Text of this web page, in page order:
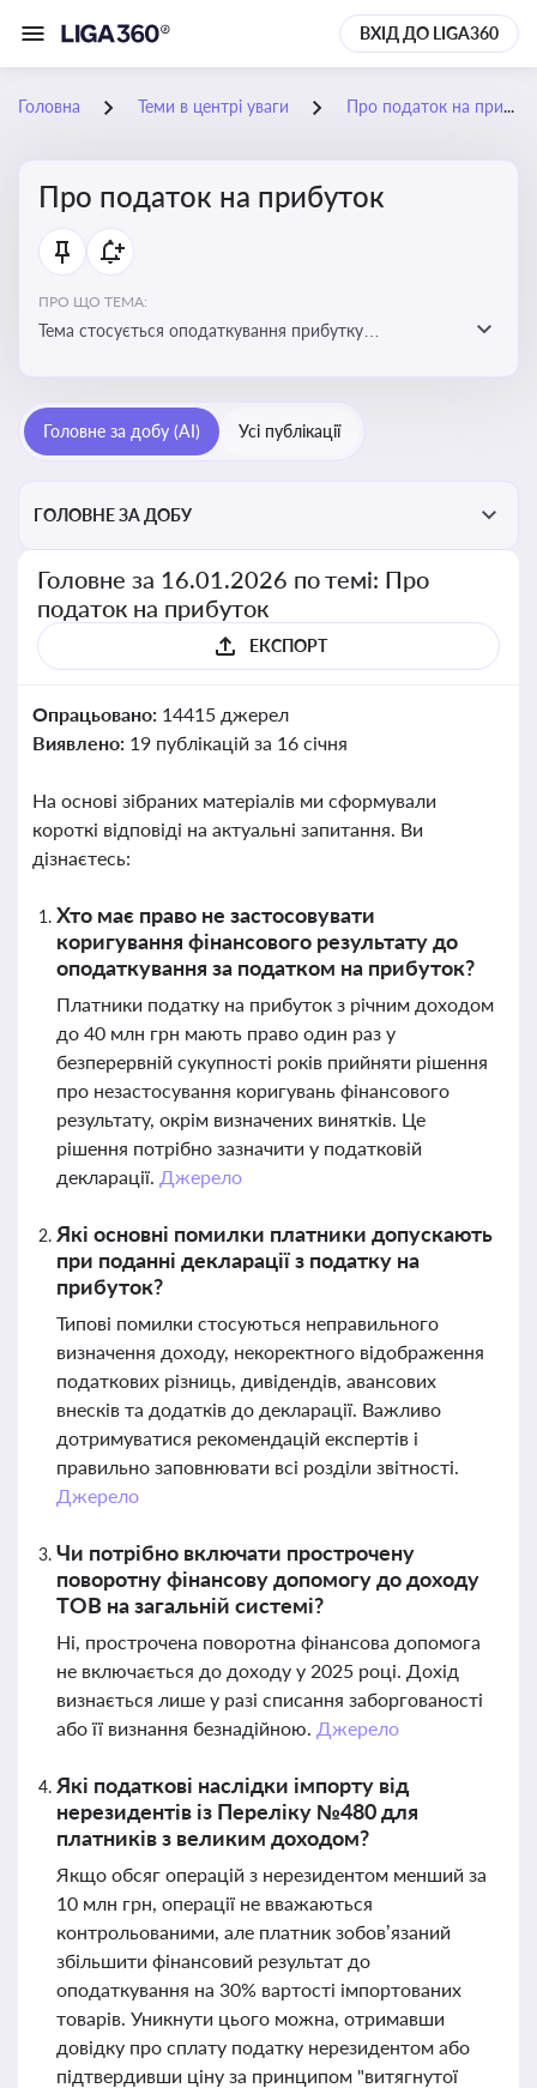
ВХІД ДО LIGA360
Головна Теми в центрі уваги Про податок на прибуток
Про податок на прибуток
ПРО ЩО ТЕМА:
Тема стосується оподаткування прибутку
звітність для бізнесу, бухгалтерів і юристів
Головне за добу (AI) Усі публікації
ГОЛОВНЕ ЗА ДОБУ
Головне за 16.01.2026 по темі: Про
податок на прибуток
ЕКСПОРТ
Опрацьовано: 14415 джерел
Виявлено: 19 публікацій за 16 січня
На основі зібраних матеріалів ми сформували
короткі відповіді на актуальні запитання. Ви
дізнаєтесь:
Хто має право не застосовувати
коригування фінансового результату до
оподаткування за податком на прибуток?
Платники податку на прибуток з річним доходом
до 40 млн грн мають право один раз у
безперервній сукупності років прийняти рішення
про незастосування коригувань фінансового
результату, окрім визначених винятків. Це
рішення потрібно зазначити у податковій
декларації. Джерело
Які основні помилки платники допускають
при поданні декларації з податку на
прибуток?
Типові помилки стосуються неправильного
визначення доходу, некоректного відображення
податкових різниць, дивідендів, авансових
внесків та додатків до декларації. Важливо
дотримуватися рекомендацій експертів і
правильно заповнювати всі розділи звітності.
Джерело
Чи потрібно включати прострочену
поворотну фінансову допомогу до доходу
ТОВ на загальній системі?
Ні, прострочена поворотна фінансова допомога
не включається до доходу у 2025 році. Дохід
визнається лише у разі списання заборгованості
або її визнання безнадійною. Джерело
Які податкові наслідки імпорту від
нерезидентів із Переліку №480 для
платників з великим доходом?
Якщо обсяг операцій з нерезидентом менший за
10 млн грн, операції не вважаються
контрольованими, але платник зобов’язаний
збільшити фінансовий результат до
оподаткування на 30% вартості імпортованих
товарів. Уникнути цього можна, отримавши
довідку про сплату податку нерезидентом або
підтвердивши ціну за принципом "витягнутої